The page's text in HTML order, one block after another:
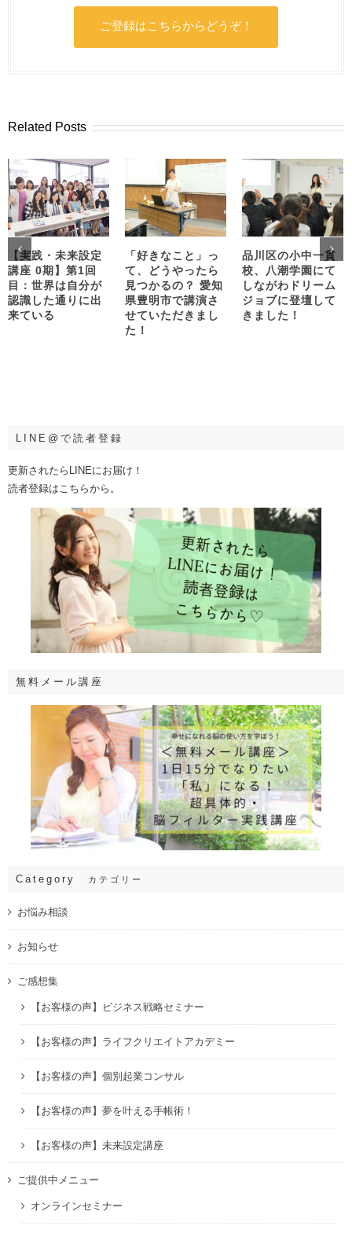
ご登録はこちらからどうぞ！
Related Posts
【実践・未来設定
講座 0期】第1回
目：世界は自分が
認識した通りに出
来ている
「好きなこと」っ
て、どうやったら
見つかるの？ 愛知
県豊明市で講演さ
せていただきまし
た！
品川区の小中一貫
校、八潮学園にて
しながわドリーム
ジョブに登壇して
きました！
LINE@で読者登録
更新されたらLINEにお届け！
読者登録はこちらから。
無料メール講座
Category カテゴリー
お悩み相談
お知らせ
ご感想集
【お客様の声】ビジネス戦略セミナー
【お客様の声】ライフクリエイトアカデミー
【お客様の声】個別起業コンサル
【お客様の声】夢を叶える手帳術！
【お客様の声】未来設定講座
ご提供中メニュー
オンラインセミナー